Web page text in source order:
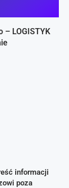
– LOGISTYK
informacji
poza